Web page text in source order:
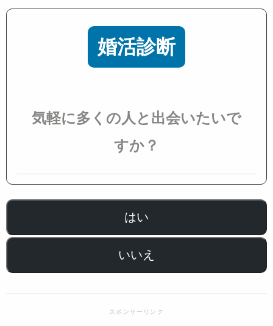
婚活診断
気軽に多くの人と出会いたいで
すか？
はい
いいえ